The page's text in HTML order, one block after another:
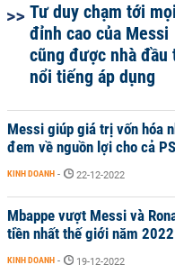
Tư duy chạm tới mọi
đỉnh cao của Messi
cũng được nhà đầu
nổi tiếng áp dụng
Messi giúp giá trị vốn hóa
đem về nguồn lợi cho cả
KINH DOANH - 22-12-2022
Mbappe vượt Messi và
tiền nhất thế giới năm 2022
KINH DOANH - 19-12-2022